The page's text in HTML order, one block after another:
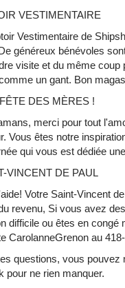
VESTIMENTAIRE
Vestimentaire de
généreux bénévoles
visite et du même
un gant. Bon
DES MÈRES !
merci pour tout
Vous êtes notre
qui vous est dédiée
VINCENT DE PAUL
Votre Saint-Vincent
revenu, Si vous avez
difficile ou êtes en
CarolanneGrenon au
questions, vous
pour ne rien manquer.